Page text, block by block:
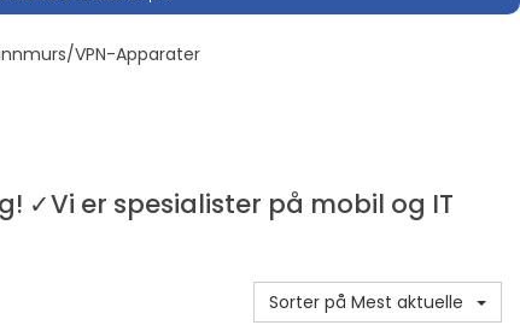
VPN-Apparater
✓Vi er spesialister på mobil og IT
Sorter på Mest aktuelle